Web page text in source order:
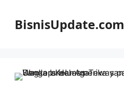
BisnisUpdate.com